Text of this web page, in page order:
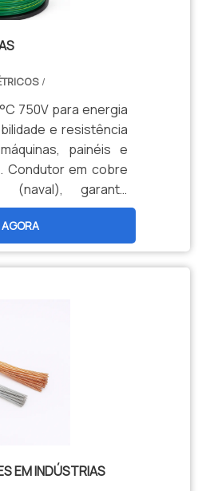
/
750V para energia
e resistência
painéis e
Condutor em cobre
garante
e menor
personalizadas,
assistência técnica
indústria.
EM INDÚSTRIAS